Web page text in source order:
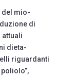
del mio-
di
dieta-
riguardanti